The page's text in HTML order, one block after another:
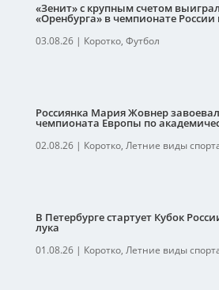
«Зенит» с крупным счетом
«Оренбурга» в чемпионате России
03.08.26| Коротко, Футбол
Россиянка Мария Жовнер
чемпионата Европы по
02.08.26| Коротко, Летние виды
В Петербурге стартует Кубок
лука
01.08.26| Коротко, Летние виды